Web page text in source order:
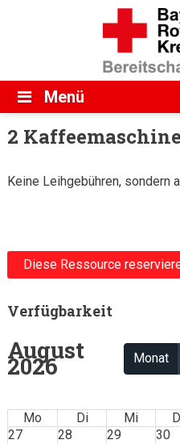
Menü
2
Keine Leihgebühren, sondern
Diese Ressource
Verfügbarkeit
August
2026 Monat
Mo Di Mi
27
28 29 30